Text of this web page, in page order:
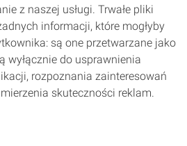
z naszej usługi. Trwałe pliki
informacji, które mogłyby
są one przetwarzane jako
wyłącznie do usprawnienia
rozpoznania zainteresowań
skuteczności reklam.